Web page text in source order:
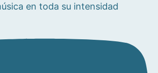
en toda su intensidad